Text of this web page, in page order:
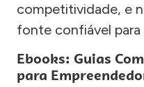
competitividade, e
fonte confiável para
Ebooks: Guias
para